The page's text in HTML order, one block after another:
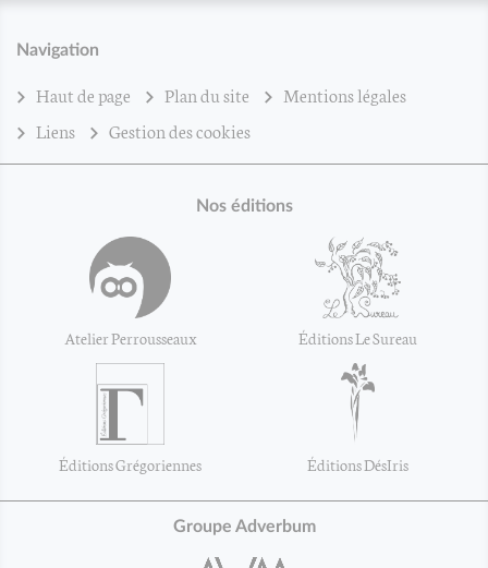
Navigation
Haut de page Plan du site
Mentions légales
Liens
Gestion des cookies
Nos éditions
Atelier Perrousseaux Éditions Le Sureau
Éditions Grégoriennes Éditions DésIris
Groupe Adverbum